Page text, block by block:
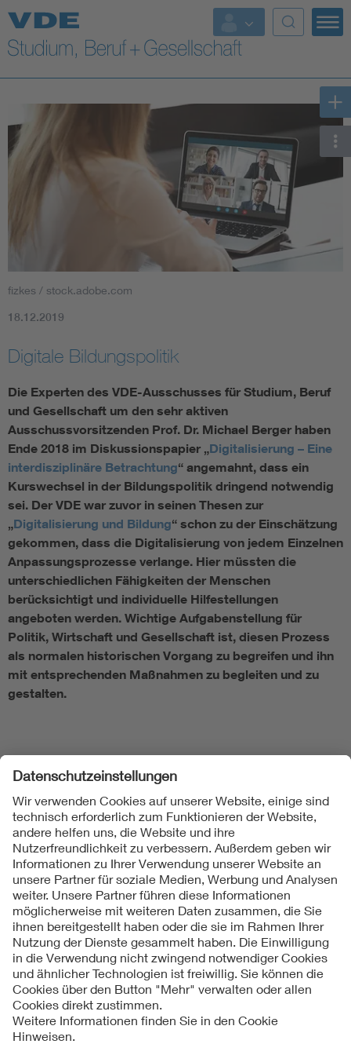
Top Themen
Fokusthemen
AI & Digital Trust
Electromobility
Energy efficiency
Energy storage
Functional safety
fizkes / stock.adobe.com
18.12.2019
Digitale Bildungspolitik
Die Experten des VDE-Ausschusses für Studium, Beruf
und Gesellschaft um den sehr aktiven
Ausschussvorsitzenden Prof. Dr. Michael Berger haben
Ende 2018 im Diskussionspapier „Digitalisierung – Eine
interdisziplinäre Betrachtung“ angemahnt, dass ein
Kurswechsel in der Bildungspolitik dringend notwendig
sei. Der VDE war zuvor in seinen Thesen zur
„Digitalisierung und Bildung“ schon zu der Einschätzung
gekommen, dass die Digitalisierung von jedem Einzelnen
Anpassungsprozesse verlange. Hier müssten die
unterschiedlichen Fähigkeiten der Menschen
berücksichtigt und individuelle Hilfestellungen
angeboten werden. Wichtige Aufgabenstellung für
Politik, Wirtschaft und Gesellschaft ist, diesen Prozess
als normalen historischen Vorgang zu begreifen und ihn
mit entsprechenden Maßnahmen zu begleiten und zu
gestalten.
Folgen Sie uns
Kontakte
Service
Impressum
Datenschutzinformationen